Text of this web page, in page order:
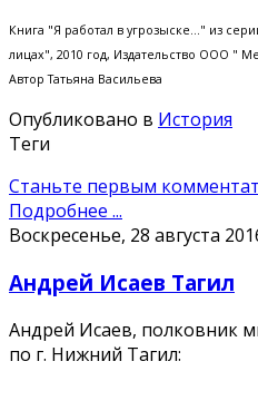
Книга "Я работал в угрозыске..." из
лицах", 2010 год, Издательство ООО "
Автор Татьяна Васильева
Опубликовано в История
Теги
Станьте первым
Подробнее ...
Воскресенье, 28 августа
Андрей Исаев Тагил
Андрей Исаев, полковник
по г. Нижний Тагил: